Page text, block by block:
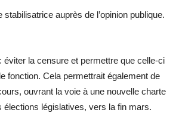
auprès de l’opinion publique.
la censure et permettre que celle-ci
fonction. Cela permettrait également de
ouvrant la voie à une nouvelle charte
législatives, vers la fin mars.